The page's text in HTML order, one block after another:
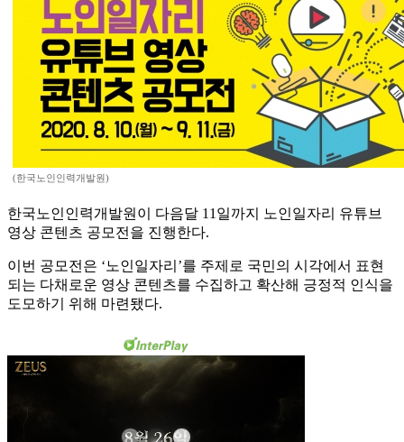
(한국노인인력개발원)
한국노인인력개발원이 다음달 11일까지 노인일자리 유튜브
영상 콘텐츠 공모전을 진행한다.
이번 공모전은 ‘노인일자리’를 주제로 국민의 시각에서 표현
되는 다채로운 영상 콘텐츠를 수집하고 확산해 긍정적 인식을
도모하기 위해 마련됐다.